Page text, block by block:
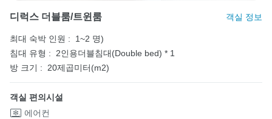
디럭스 더블룸/트윈룸 객실 정보
최대 숙박 인원 :
1~2 명)
침대 유형 :
2인용더블침대(Double bed) * 1
방 크기 :
20제곱미터(m2)
객실 편의시설
에어컨